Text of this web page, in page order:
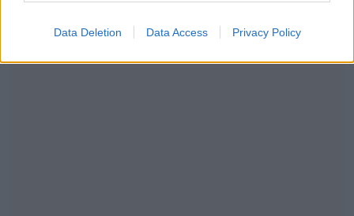
Data Deletion Data Access Privacy Policy